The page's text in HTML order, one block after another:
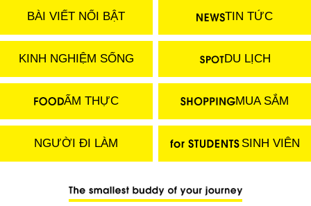
BÀI VIẾT NỔI BẬT TIN TỨC
KINH NGHIỆM SỐNG DU LỊCH
ẨM THỰC MUA SẮM
NGƯỜI ĐI LÀM SINH VIÊN